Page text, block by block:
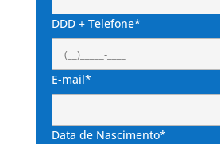
DDD + Telefone*
E-mail*
Data de Nascimento*